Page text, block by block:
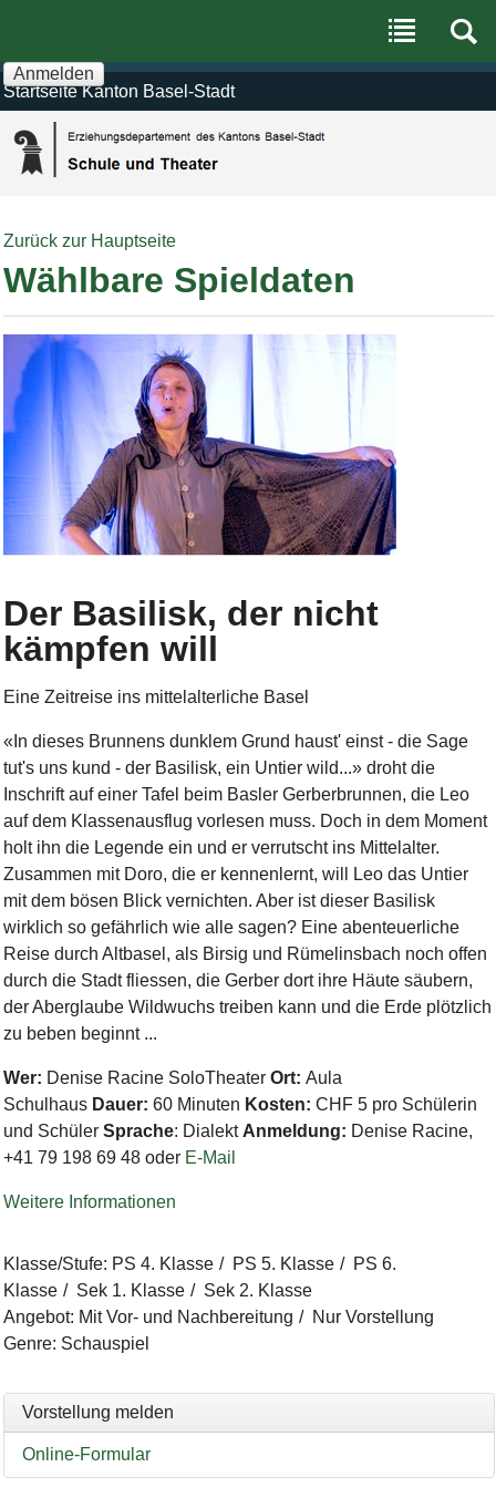
Startseite Kanton Basel-Stadt
Anmelden
|
Direkt
zur
Navigation
Zurück zur Hauptseite
Wählbare Spieldaten
Der Basilisk, der nicht
kämpfen will
Eine Zeitreise ins mittelalterliche Basel
«In dieses Brunnens dunklem Grund haust' einst - die Sage
tut's uns kund - der Basilisk, ein Untier wild...» droht die
Inschrift auf einer Tafel beim Basler Gerberbrunnen, die Leo
auf dem Klassenausflug vorlesen muss. Doch in dem Moment
holt ihn die Legende ein und er verrutscht ins Mittelalter.
Zusammen mit Doro, die er kennenlernt, will Leo das Untier
mit dem bösen Blick vernichten. Aber ist dieser Basilisk
wirklich so gefährlich wie alle sagen? Eine abenteuerliche
Reise durch Altbasel, als Birsig und Rümelinsbach noch offen
durch die Stadt fliessen, die Gerber dort ihre Häute säubern,
der Aberglaube Wildwuchs treiben kann und die Erde plötzlich
zu beben beginnt ...
Wer: Denise Racine SoloTheater Ort: Aula
Schulhaus Dauer: 60 Minuten Kosten: CHF 5 pro Schülerin
und Schüler Sprache: Dialekt Anmeldung: Denise Racine,
+41 79 198 69 48 oder E-Mail
Weitere Informationen
Klasse/Stufe: PS 4. Klasse PS 5. Klasse
PS 6.
Klasse
Sek 1. Klasse
Sek 2. Klasse
Angebot: Mit Vor- und Nachbereitung
Nur Vorstellung
Genre: Schauspiel
Vorstellung melden
Online-Formular